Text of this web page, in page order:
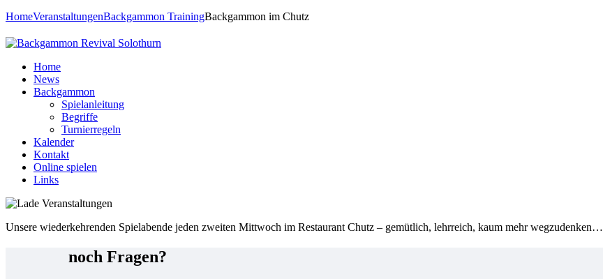
HomeVeranstaltungenBackgammon TrainingBackgammon im Chutz
Home
News
Backgammon
Spielanleitung
Begriffe
Turnierregeln
Kalender
Kontakt
Online spielen
Links
Unsere wiederkehrenden Spielabende jeden zweiten Mittwoch im Restaurant Chutz – gemütlich, lehrreich, kaum mehr wegzudenken…
noch Fragen?